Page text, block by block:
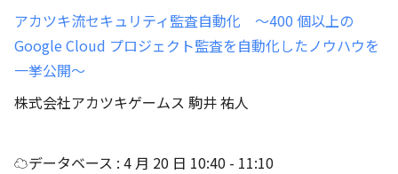
アカツキ流セキュリティ監査自動化 ～400 個以上の
Google Cloud プロジェクト監査を自動化したノウハウを
一挙公開～
株式会社アカツキゲームス 駒井 祐人
☁データベース : 4 月 20 日 10:40 - 11:10